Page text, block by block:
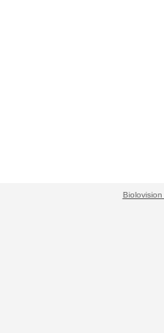
Biolovision